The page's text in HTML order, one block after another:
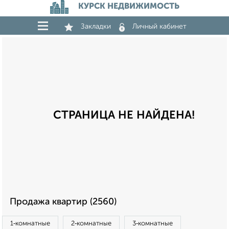
КУРСК НЕДВИЖИМОСТЬ
Закладки Личный кабинет
СТРАНИЦА НЕ НАЙДЕНА!
Продажа квартир (2560)
1‑комнатные 2‑комнатные 3‑комнатные